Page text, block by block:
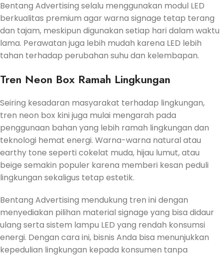
Bentang Advertising selalu menggunakan modul LED
berkualitas premium agar warna signage tetap terang
dan tajam, meskipun digunakan setiap hari dalam waktu
lama. Perawatan juga lebih mudah karena LED lebih
tahan terhadap perubahan suhu dan kelembapan.
Tren Neon Box Ramah Lingkungan
Seiring kesadaran masyarakat terhadap lingkungan,
tren neon box kini juga mulai mengarah pada
penggunaan bahan yang lebih ramah lingkungan dan
teknologi hemat energi. Warna-warna natural atau
earthy tone seperti cokelat muda, hijau lumut, atau
beige semakin populer karena memberi kesan peduli
lingkungan sekaligus tetap estetik.
Bentang Advertising mendukung tren ini dengan
menyediakan pilihan material signage yang bisa didaur
ulang serta sistem lampu LED yang rendah konsumsi
energi. Dengan cara ini, bisnis Anda bisa menunjukkan
kepedulian lingkungan kepada konsumen tanpa